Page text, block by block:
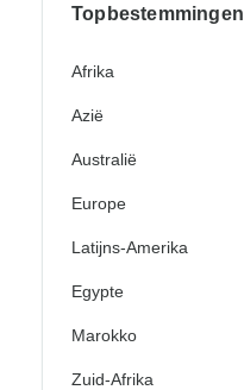
Topbestemmingen
Afrika
Azië
Australië
Europe
Latijns-Amerika
Egypte
Marokko
Zuid-Afrika